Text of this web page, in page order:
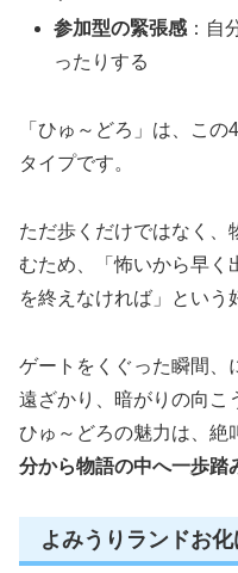
参加型の緊張感 ：自
ったりする
「ひゅ～どろ」は、こ
タイプです。
ただ歩くだけではなく、
むため、「怖いから早く
を終えなければ」という
ゲートをくぐった瞬間、
遠ざかり、暗がりの向こ
ひゅ～どろの魅力は、絶
分から物語の中へ一歩踏
よみうりランドお